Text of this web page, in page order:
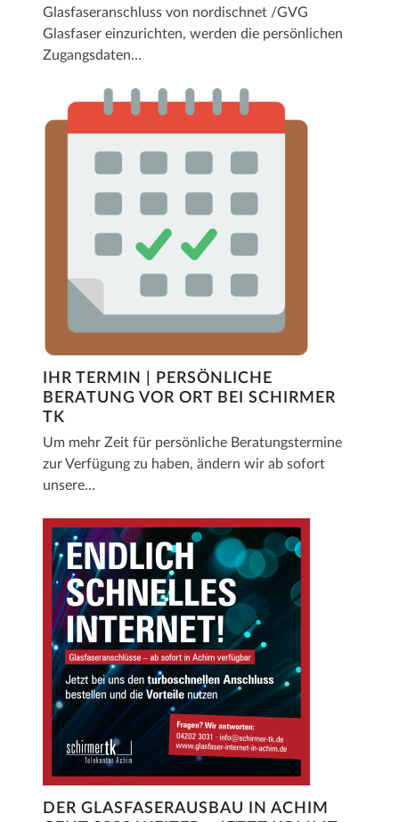
Glasfaseranschluss von nordischnet /GVG
Glasfaser einzurichten, werden die persönlichen
Zugangsdaten…
IHR TERMIN | PERSÖNLICHE
BERATUNG VOR ORT BEI SCHIRMER
TK
Um mehr Zeit für persönliche Beratungstermine
zur Verfügung zu haben, ändern wir ab sofort
unsere…
DER GLASFASERAUSBAU IN ACHIM